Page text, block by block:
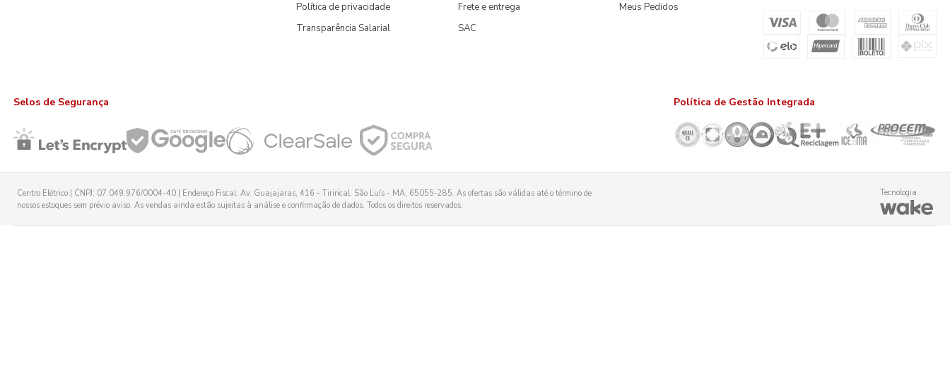
Política de privacidade
Transparência Salarial
Frete e entrega
SAC
Meus Pedidos
Selos de Segurança Política de Gestão Integrada
Centro Elétrico | CNPJ: 07.049.976/0004-40 | Endereço Fiscal: Av. Guajajaras, 416 - Tirirical, São Luís - MA, 65055-285. As ofertas são válidas até o término de
nossos estoques sem prévio aviso. As vendas ainda estão sujeitas à análise e confirmação de dados. Todos os direitos reservados.
Tecnologia